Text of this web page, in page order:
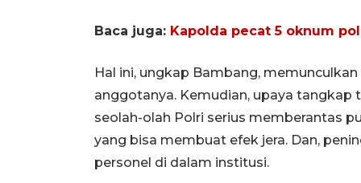
Baca juga: Kapolda pecat 5 oknum
Hal ini, ungkap Bambang,
anggotanya. Kemudian, upaya tangkap
seolah-olah Polri serius memberantas
yang bisa membuat efek jera. Dan,
personel di dalam institusi.